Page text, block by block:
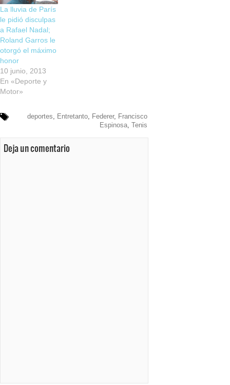
La lluvia de París
le pidió disculpas
a Rafael Nadal;
Roland Garros le
otorgó el máximo
honor
10 junio, 2013
En «Deporte y
Motor»
deportes Entretanto, Federer, Francisco
Espinosa, Tenis
Deja un comentario